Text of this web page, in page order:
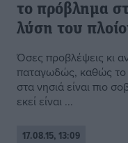
το πρόβλημα
λύση του
Όσες προβλέψεις κι
παταγωδώς, καθώς το
στα νησιά είναι πιο
εκεί είναι ...
17.08.15, 13:09